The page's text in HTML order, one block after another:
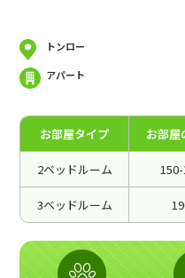
トンロー
アパート
お部屋タイプ お部屋
2ベッドルーム
3ベッドルーム